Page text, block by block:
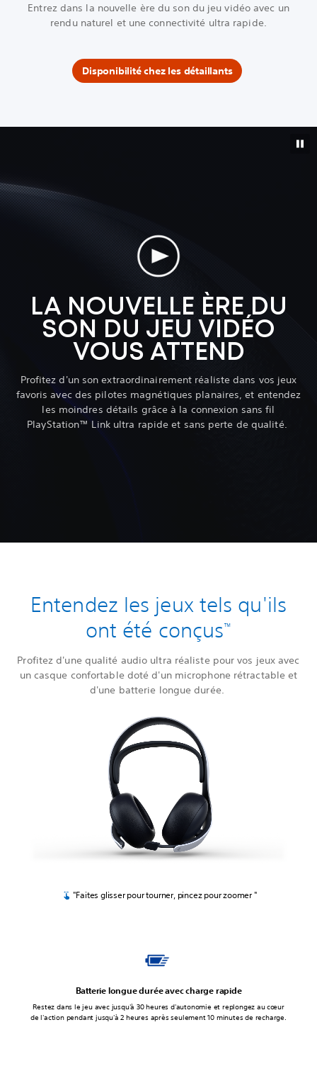
Entrez dans la nouvelle ère du son du jeu vidéo avec un
rendu naturel et une connectivité ultra rapide.
Disponibilité chez les détaillants
LA NOUVELLE ÈRE DU
SON DU JEU VIDÉO
VOUS ATTEND
Profitez d'un son extraordinairement réaliste dans vos jeux
favoris avec des pilotes magnétiques planaires, et entendez
les moindres détails grâce à la connexion sans fil
PlayStation™ Link ultra rapide et sans perte de qualité.
Entendez les jeux tels qu'ils
ont été conçus™
Profitez d'une qualité audio ultra réaliste pour vos jeux avec
un casque confortable doté d'un microphone rétractable et
d'une batterie longue durée.
"Faites glisser pour tourner, pincez pour zoomer "
Batterie longue durée avec charge rapide
Restez dans le jeu avec jusqu'à 30 heures d'autonomie et replongez au cœur
de l'action pendant jusqu'à 2 heures après seulement 10 minutes de recharge.